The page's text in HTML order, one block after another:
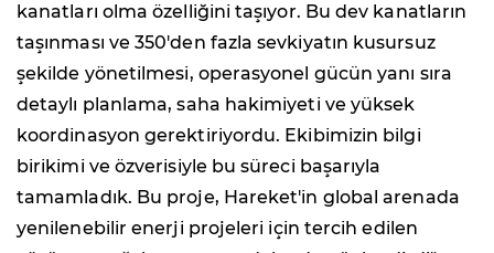
kanatları olma özelliğini taşıyor. Bu dev kanatların
taşınması ve 350'den fazla sevkiyatın kusursuz
şekilde yönetilmesi, operasyonel gücün yanı sıra
detaylı planlama, saha hakimiyeti ve yüksek
koordinasyon gerektiriyordu. Ekibimizin bilgi
birikimi ve özverisiyle bu süreci başarıyla
tamamladık. Bu proje, Hareket'in global arenada
yenilenebilir enerji projeleri için tercih edilen